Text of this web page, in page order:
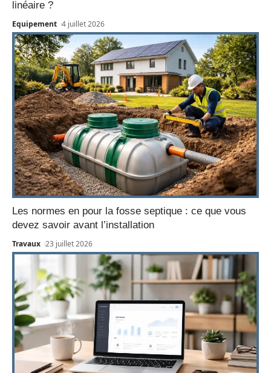
linéaire ?
Equipement 4 juillet 2026
Les normes en pour la fosse septique : ce que vous
devez savoir avant l’installation
Travaux 23 juillet 2026